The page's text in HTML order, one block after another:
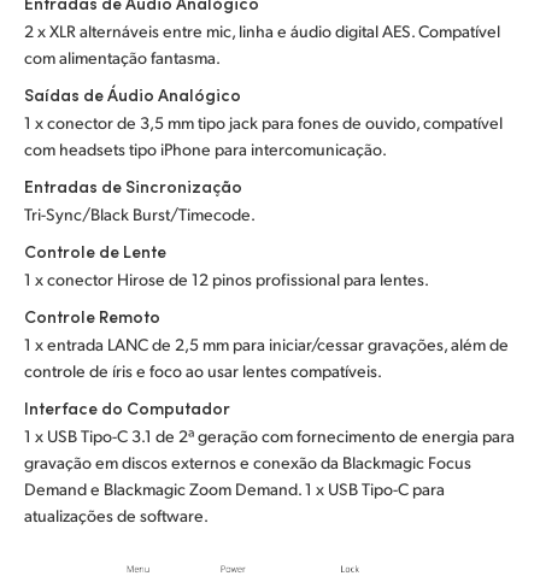
2 x XLR alternáveis entre mic, linha e áudio digital AES. Compatível
com alimentação fantasma.
Saídas de Áudio Analógico
1 x conector de 3,5 mm tipo jack para fones de ouvido, compatível
com headsets tipo iPhone para intercomunicação.
Entradas de Sincronização
Tri-Sync/Black Burst/Timecode.
Controle de Lente
1 x conector Hirose de 12 pinos profissional para lentes.
Controle Remoto
1 x entrada LANC de 2,5 mm para iniciar/cessar gravações, além de
controle de íris e foco ao usar lentes compatíveis.
Interface do Computador
1 x USB Tipo-C 3.1 de 2ª geração com fornecimento de energia para
gravação em discos externos e conexão da Blackmagic Focus
Demand e Blackmagic Zoom Demand. 1 x USB Tipo-C para
atualizações de software.